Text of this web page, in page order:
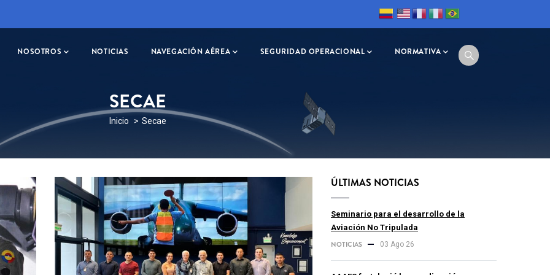
NOSOTROS NOTICIAS NAVEGACIÓN AÉREA SEGURIDAD OPERACIONAL NORMATIVA
SECAE
SOBRESCRIBIR
DE
AYUDA
A
LA
NAVEGACIÓN
Inicio Secae
ÚLTIMAS NOTICIAS
Seminario para el desarrollo de la
Aviación No Tripulada
NOTICIAS 03 Ago 26